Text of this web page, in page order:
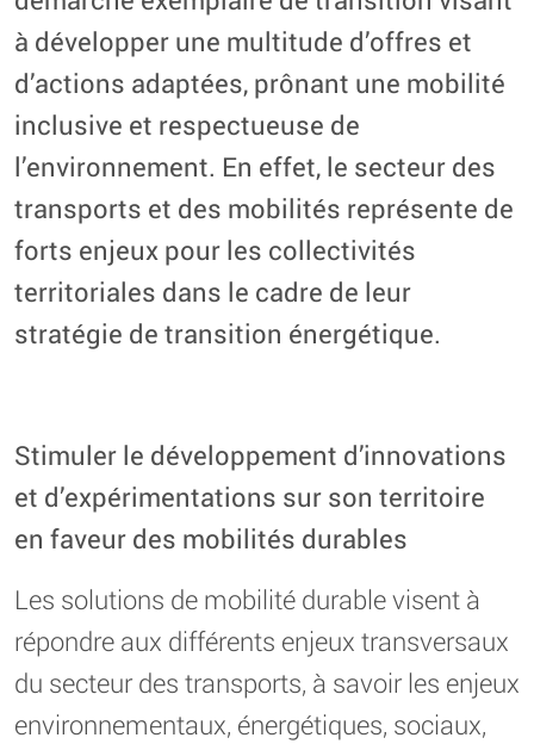
à développer une multitude d’offres et
d’actions adaptées, prônant une mobilité
inclusive et respectueuse de
l’environnement. En effet, le secteur des
transports et des mobilités représente de
forts enjeux pour les collectivités
territoriales dans le cadre de leur
stratégie de transition énergétique.
Stimuler le développement d’innovations
et d’expérimentations sur son territoire
en faveur des mobilités durables
Les solutions de mobilité durable visent à
répondre aux différents enjeux transversaux
du secteur des transports, à savoir les enjeux
environnementaux, énergétiques, sociaux,